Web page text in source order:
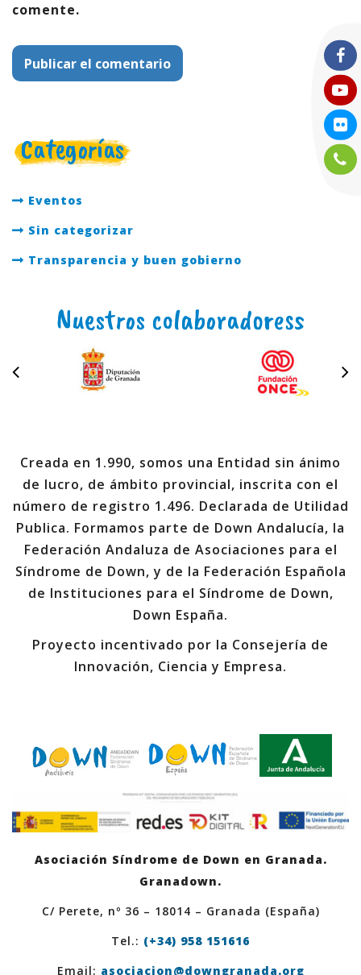
comente.
Categorías
Eventos
Sin categorizar
Transparencia y buen gobierno
Nuestros colaboradoress
Creada en 1.990, somos una Entidad sin ánimo
de lucro, de ámbito provincial, inscrita con el
número de registro 1.496. Declarada de Utilidad
Publica. Formamos parte de Down Andalucía, la
Federación Andaluza de Asociaciones para el
Síndrome de Down, y de la Federación Española
de Instituciones para el Síndrome de Down,
Down España.
Proyecto incentivado por la Consejería de
Innovación, Ciencia y Empresa.
Asociación Síndrome de Down en Granada.
Granadown.
C/ Perete, nº 36 – 18014 – Granada (España)
Tel.: (+34) 958 151616
Email: asociacion@downgranada.org